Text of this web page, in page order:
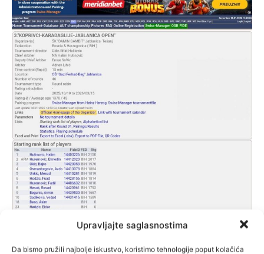
Upravljajte saglasnostima
Da bismo pružili najbolje iskustvo, koristimo tehnologije poput kolačića